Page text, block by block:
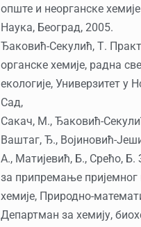
опште и неорганске
Наука, Београд, 2005.
Ђаковић-Секулић, Т.
органске хемије, радна
екологије, Универзитет у
Сад,
Сакач, М., Ђаковић-
Ваштаг, Ђ., Војиновић-
А., Матијевић, Б., Срећо,
за припремање пријемног
хемије, Природно-
Департман за хемију,